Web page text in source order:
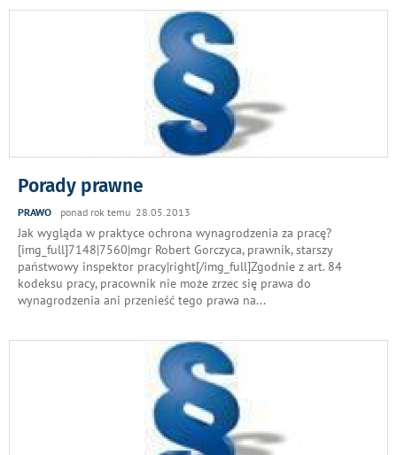
Porady prawne
PRAWO ponad rok temu 28.05.2013
Jak wygląda w praktyce ochrona wynagrodzenia za pracę?
[img_full]7148|7560|mgr Robert Gorczyca, prawnik, starszy
państwowy inspektor pracy|right[/img_full]Zgodnie z art. 84
kodeksu pracy, pracownik nie może zrzec się prawa do
wynagrodzenia ani przenieść tego prawa na...